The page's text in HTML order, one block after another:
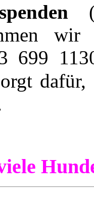
wir
699
dafür,